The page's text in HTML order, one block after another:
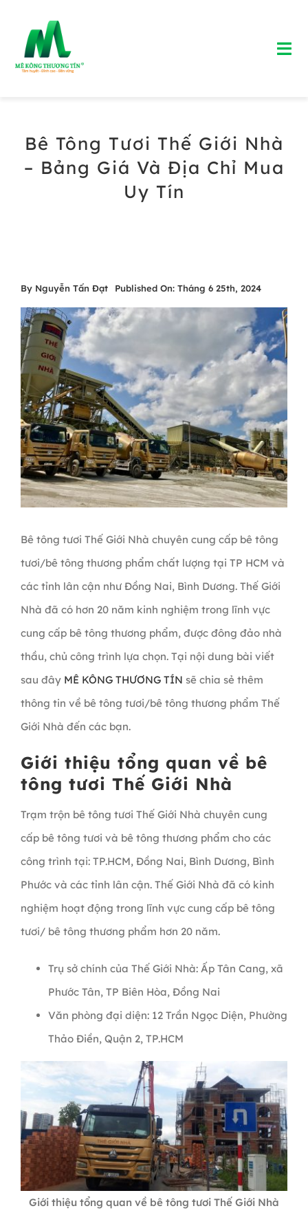
content
Giới Thiệu
Bảng Giá Bê Tông Tươi
Bê Tông Tươi Thế Giới Nhà
– Bảng Giá Và Địa Chỉ Mua
Uy Tín
By Nguyễn Tấn Đạt Published On: Tháng 6 25th, 2024
Bê tông tươi Thế Giới Nhà chuyên cung cấp bê tông
tươi/bê tông thương phẩm chất lượng tại TP HCM và
các tỉnh lân cận như Đồng Nai, Bình Dương. Thế Giới
Nhà đã có hơn 20 năm kinh nghiệm trong lĩnh vực
cung cấp bê tông thương phẩm, được đông đảo nhà
thầu, chủ công trình lựa chọn. Tại nội dung bài viết
sau đây MÊ KÔNG THƯƠNG TÍN sẽ chia sẻ thêm
thông tin về bê tông tươi/bê tông thương phẩm Thế
Giới Nhà đến các bạn.
Giới thiệu tổng quan về bê
tông tươi Thế Giới Nhà
Trạm trộn bê tông tươi Thế Giới Nhà chuyên cung
cấp bê tông tươi và bê tông thương phẩm cho các
công trình tại: TP.HCM, Đồng Nai, Bình Dương, Bình
Phước và các tỉnh lân cận. Thế Giới Nhà đã có kinh
nghiệm hoạt động trong lĩnh vực cung cấp bê tông
tươi/ bê tông thương phẩm hơn 20 năm.
Trụ sở chính của Thế Giới Nhà: Ấp Tân Cang, xã
Phước Tân, TP Biên Hòa, Đồng Nai
Văn phòng đại diện: 12 Trần Ngọc Diện, Phường
Thảo Điền, Quận 2, TP.HCM
Giới thiệu tổng quan về bê tông tươi Thế Giới Nhà